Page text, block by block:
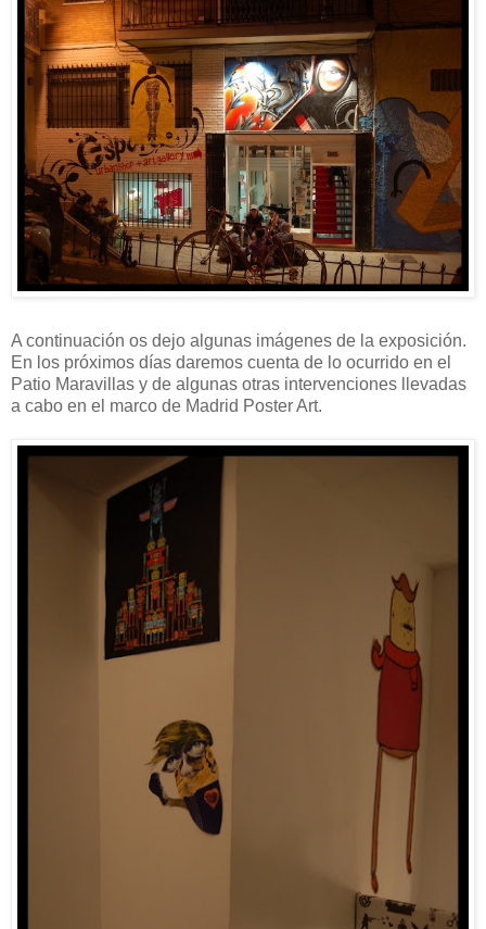
A continuación os dejo algunas imágenes de la exposición.
En los próximos días daremos cuenta de lo ocurrido en el
Patio Maravillas y de algunas otras intervenciones llevadas
a cabo en el marco de Madrid Poster Art.